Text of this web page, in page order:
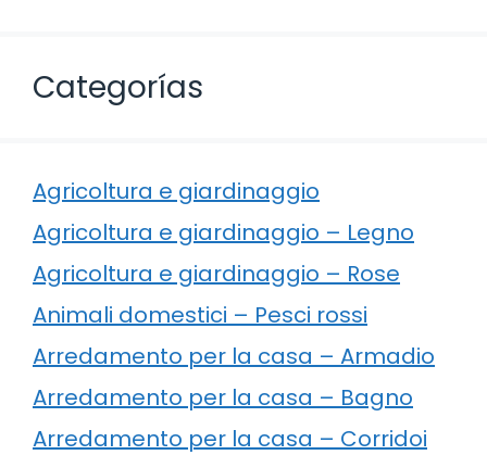
Categorías
Agricoltura e giardinaggio
Agricoltura e giardinaggio – Legno
Agricoltura e giardinaggio – Rose
Animali domestici – Pesci rossi
Arredamento per la casa – Armadio
Arredamento per la casa – Bagno
Arredamento per la casa – Corridoi